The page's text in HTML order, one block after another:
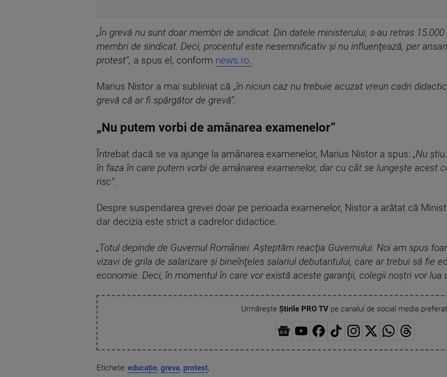
„În grevă nu sunt doar membri de sindicat. Din datele ministerului, s-au retras
membri de sindicat. Deci, procentul este nesemnificativ şi nu influenţează, per
protest”, a spus el, conform news.ro.
Marius Nistor a mai subliniat că „în niciun caz nu trebuie acuzat vreun cadri
grevă că ar fi spărgător de grevă”.
„Nu putem vorbi de amânarea examenelor”
Întrebat dacă se va ajunge la amânarea examenelor, Marius Nistor a spus: „Nu
în faza în care putem vorbi de amânarea examenelor, dar cu cât se lungeşte acest
risc”.
Despre suspendarea grevei doar pe perioada examenelor, Nistor a arătat că
dar decizia este strict a cadrelor didactice.
„Totul depinde de Guvernul României. Aşteptăm reacţia Guvernului. Noi am spus
vizavi de grila de salarizare şi bineînţeles salariul debutantului, care ar trebui să fie
economie. Deci, în momentul în care vor există aceste garanţii, colegii noştri vor lua
Urmărește Știrile PRO TVpe canalul de social media
Etichete: educație, greva, protest,